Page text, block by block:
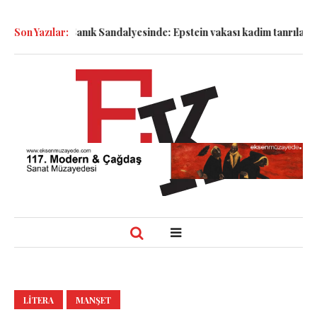
Son Yazılar:Sanık Sandalyesinde: Epstein vakası kadim tanrıları
LITERA MANŞET